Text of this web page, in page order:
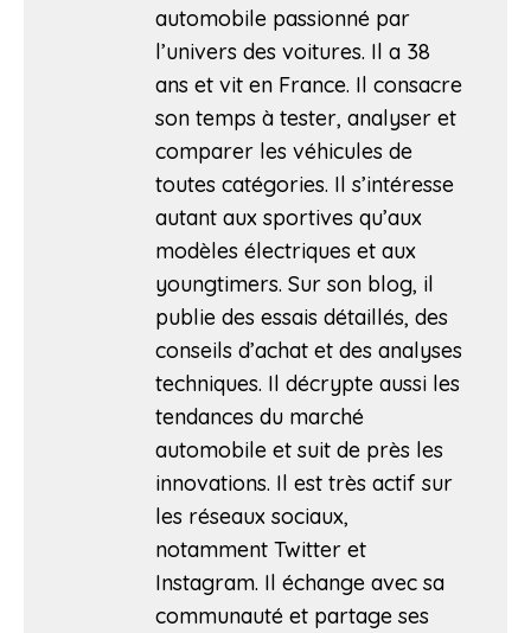
automobile passionné par
l’univers des voitures. Il a 38
ans et vit en France. Il consacre
son temps à tester, analyser et
comparer les véhicules de
toutes catégories. Il s’intéresse
autant aux sportives qu’aux
modèles électriques et aux
youngtimers. Sur son blog, il
publie des essais détaillés, des
conseils d’achat et des analyses
techniques. Il décrypte aussi les
tendances du marché
automobile et suit de près les
innovations. Il est très actif sur
les réseaux sociaux,
notamment Twitter et
Instagram. Il échange avec sa
communauté et partage ses